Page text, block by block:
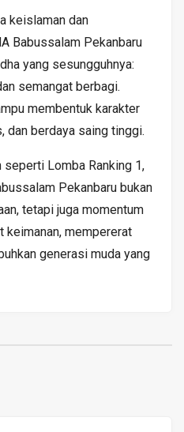
keislaman dan
Babussalam Pekanbaru
yang sesungguhnya:
semangat berbagi.
membentuk karakter
dan berdaya saing tinggi.
seperti Lomba Ranking 1,
Pekanbaru bukan
tetapi juga momentum
keimanan, mempererat
generasi muda yang